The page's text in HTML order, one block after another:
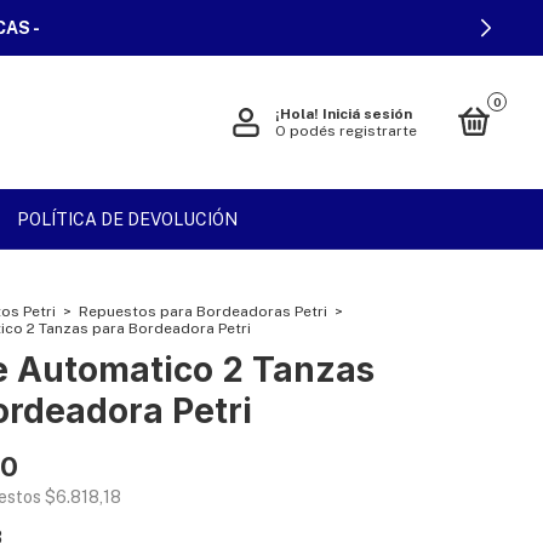
¡Hola! Iniciá sesión
O podés registrarte
0
POLÍTICA DE DEVOLUCIÓN
Petri > Repuestos para Bordeadoras Petri >
2 Tanzas para Bordeadora Petri
Automatico 2 Tanzas
Petri
$6.818,18